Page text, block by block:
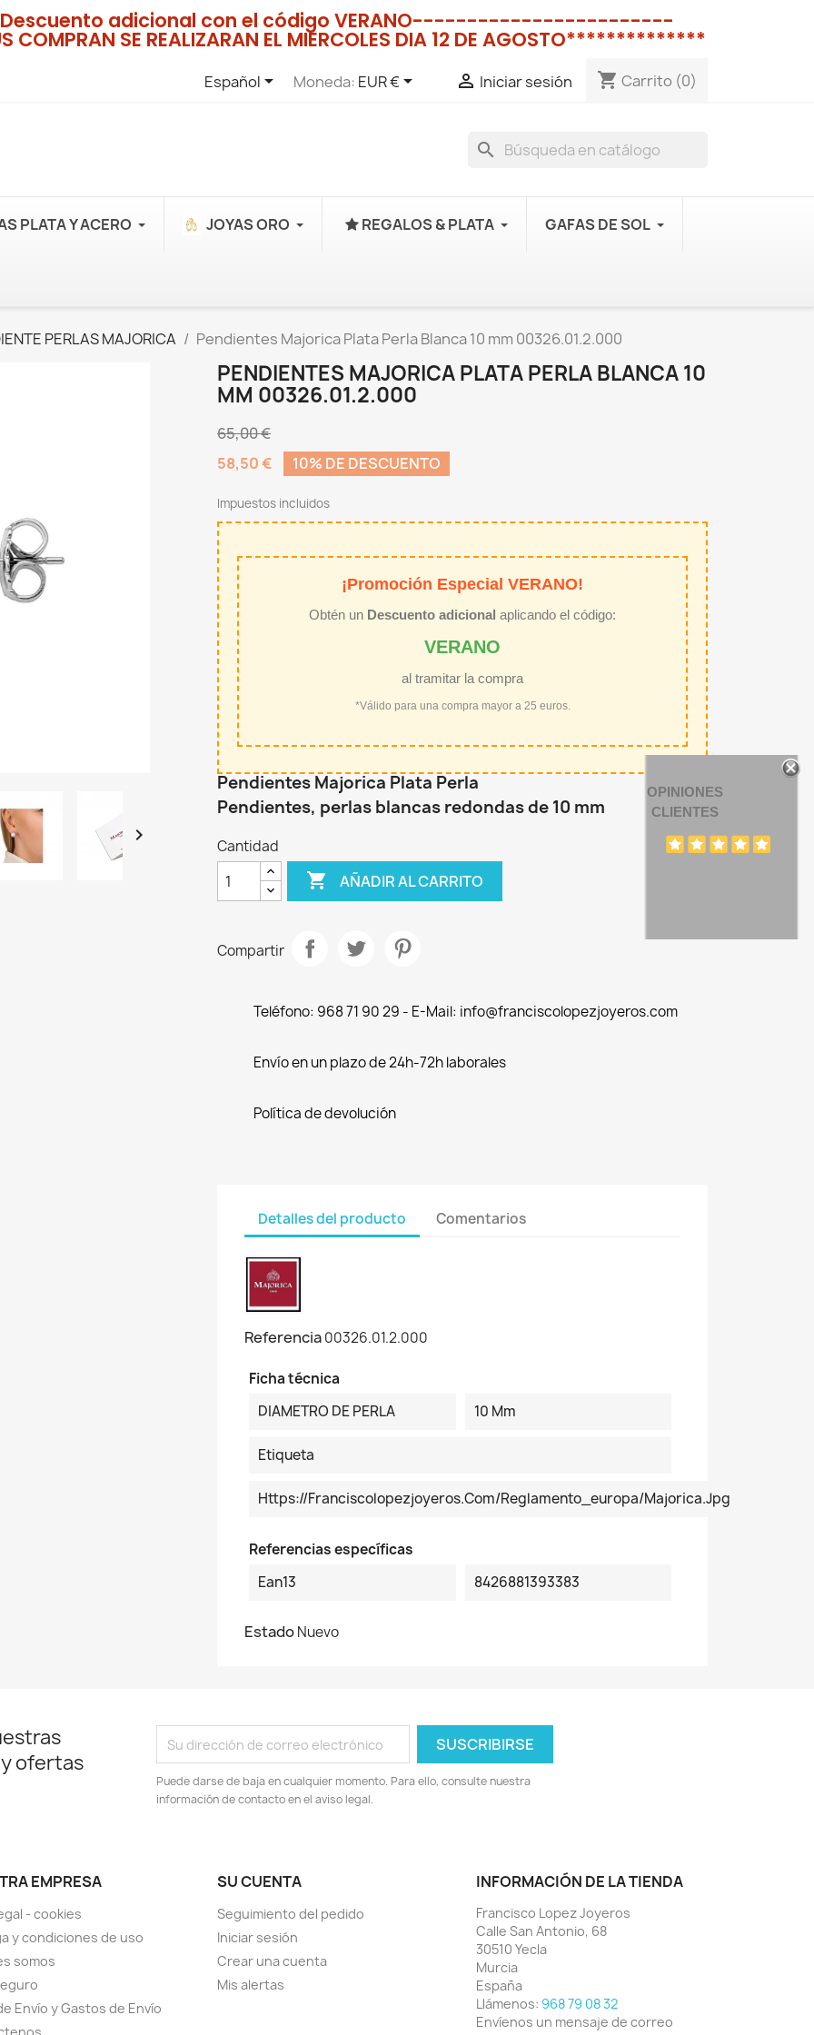
adicional con el código VERANO------------------------
SE REALIZARAN EL MIERCOLES DIA 12 DE AGOSTO**************
Español Moneda: EUR €  Iniciar sesión shopping_cart Carrito (0)
search
PLATA Y ACERO JOYAS ORO REGALOS & PLATA GAFAS DE SOL
PERLAS MAJORICA Pendientes Majorica Plata Perla Blanca 10 mm 00326.01.2.000

PENDIENTES MAJORICA PLATA PERLA BLANCA 10
MM 00326.01.2.000
65,00 €
58,50 €
10% DE DESCUENTO
Impuestos incluidos
¡Promoción Especial VERANO!
Obtén un Descuento adicional aplicando el código:
VERANO
al tramitar la compra
*Válido para una compra mayor a 25 euros.
Pendientes Majorica Plata Perla
Pendientes, perlas blancas redondas de 10 mm
Cantidad
 AÑADIR AL CARRITO
Compartir
Teléfono: 968 71 90 29 - E-Mail: info@franciscolopezjoyeros.com
Envío en un plazo de 24h-72h laborales
Política de devolución
Detalles del producto Comentarios
Referencia00326.01.2.000
Ficha técnica
DIAMETRO DE PERLA
10 Mm
Etiqueta
Https://franciscolopezjoyeros.com/reglamento_europa/Majorica.jpg
Referencias específicas
Ean13
8426881393383
EstadoNuevo
ofertas
Puede darse de baja en cualquier momento. Para ello, consulte nuestra
información de contacto en el aviso legal.
EMPRESA
- cookies
y condiciones de uso
somos
Envío y Gastos de Envío
SU CUENTA
Seguimiento del pedido
Iniciar sesión
Crear una cuenta
Mis alertas
INFORMACIÓN DE LA TIENDA
Francisco Lopez Joyeros
Calle San Antonio, 68
30510 Yecla
Murcia
España
Llámenos: 968 79 08 32
Envíenos un mensaje de correo
OPINIONES
CLIENTES